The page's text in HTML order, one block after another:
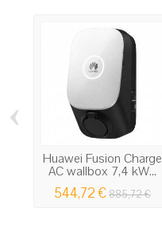
Huawei Fusion Charge
AC wallbox 7,4 kW...
544,72 €885,72 €
‹